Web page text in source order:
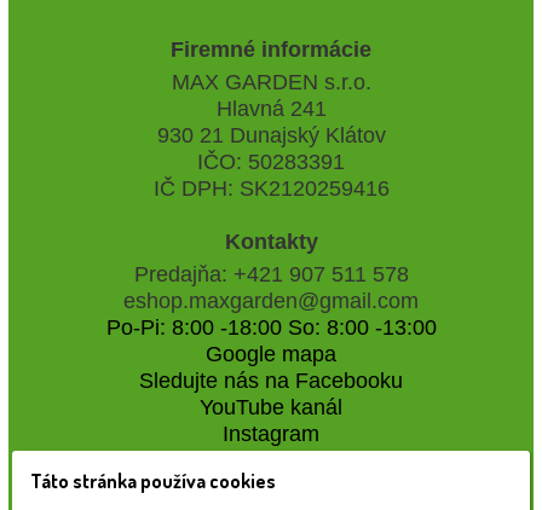
Firemné informácie
MAX GARDEN s.r.o.
Hlavná 241
930 21 Dunajský Klátov
IČO: 50283391
IČ DPH: SK2120259416
Kontakty
Predajňa: +421 907 511 578
eshop.maxgarden@gmail.com
Po-Pi: 8:00 -18:00 So: 8:00 -13:00
Google mapa
Sledujte nás na Facebooku
YouTube kanál
Instagram
Naše záhradné centrum
Táto stránka používa cookies